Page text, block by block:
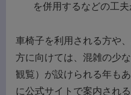
を併用するなどの工夫
車椅子を利用される方や
方に向けては、混雑の少
観覧）が設けられる年も
に公式サイトで案内され